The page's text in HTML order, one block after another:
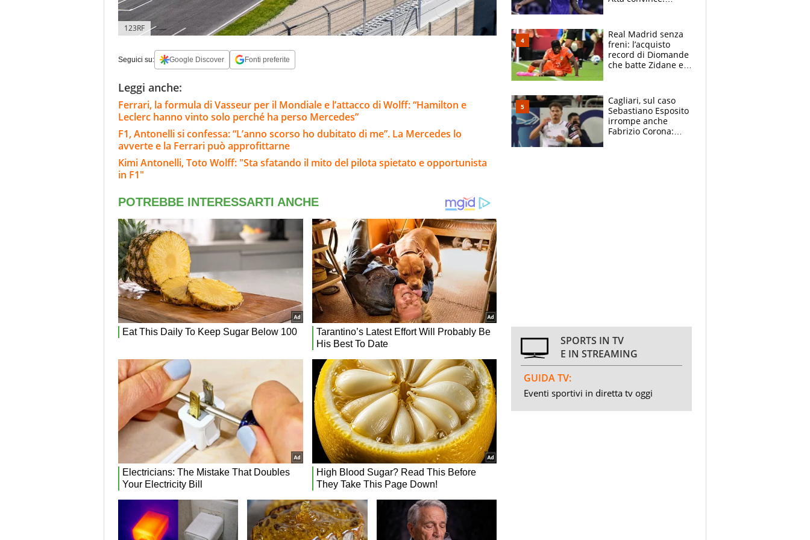
123RF
Seguici su: Google Discover Fonti preferite
Leggi anche:
Ferrari, la formula di Vasseur per il Mondiale e l’attacco di Wolff: “Hamilton e
Leclerc hanno vinto solo perché ha perso Mercedes”
F1, Antonelli si confessa: “L’anno scorso ho dubitato di me”. La Mercedes lo
avverte e la Ferrari può approfittarne
Kimi Antonelli, Toto Wolff: "Sta sfatando il mito del pilota spietato e opportunista
in F1"
Real Madrid senza
freni: l’acquisto
record di Diomande
che batte Zidane e
Cagliari, sul caso
Sebastiano Esposito
irrompe anche
Fabrizio Corona:
SPORTS IN TV
E IN STREAMING
GUIDA TV:
Eventi sportivi in diretta tv oggi